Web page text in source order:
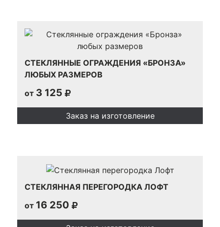
СТЕКЛЯННЫЕ ОГРАЖДЕНИЯ «БРОНЗА»
ЛЮБЫХ РАЗМЕРОВ
от 3 125
Заказ на изготовление
СТЕКЛЯННАЯ ПЕРЕГОРОДКА ЛОФТ
от 16 250